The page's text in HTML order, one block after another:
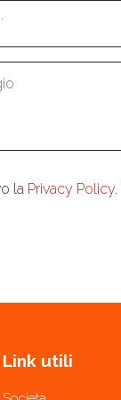
la Privacy Policy.
Link utili